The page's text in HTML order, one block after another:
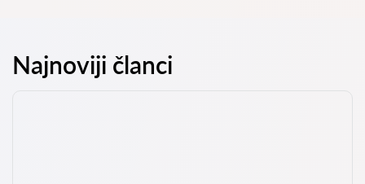
Najnoviji članci